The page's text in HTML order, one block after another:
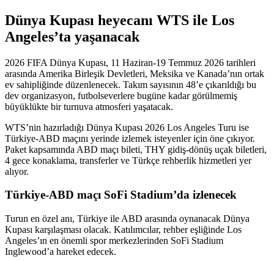
Dünya Kupası heyecanı WTS ile Los
Angeles’ta yaşanacak
2026 FIFA Dünya Kupası, 11 Haziran-19 Temmuz 2026 tarihleri
arasında Amerika Birleşik Devletleri, Meksika ve Kanada’nın ortak
ev sahipliğinde düzenlenecek. Takım sayısının 48’e çıkarıldığı bu
dev organizasyon, futbolseverlere bugüne kadar görülmemiş
büyüklükte bir turnuva atmosferi yaşatacak.
WTS’nin hazırladığı Dünya Kupası 2026 Los Angeles Turu ise
Türkiye-ABD maçını yerinde izlemek isteyenler için öne çıkıyor.
Paket kapsamında ABD maçı bileti, THY gidiş-dönüş uçak biletleri,
4 gece konaklama, transferler ve Türkçe rehberlik hizmetleri yer
alıyor.
Türkiye-ABD maçı SoFi Stadium’da izlenecek
Turun en özel anı, Türkiye ile ABD arasında oynanacak Dünya
Kupası karşılaşması olacak. Katılımcılar, rehber eşliğinde Los
Angeles’ın en önemli spor merkezlerinden SoFi Stadium
Inglewood’a hareket edecek.